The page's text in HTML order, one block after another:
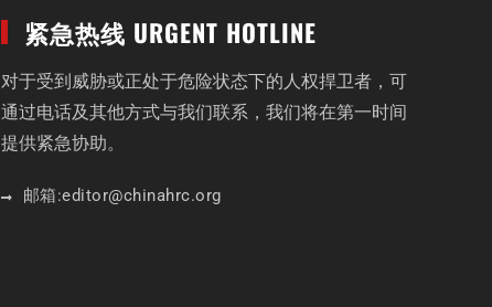
紧急热线 URGENT HOTLINE
对于受到威胁或正处于危险状态下的人权捍卫者，可
通过电话及其他方式与我们联系，我们将在第一时间
提供紧急协助。
邮箱:editor@chinahrc.org